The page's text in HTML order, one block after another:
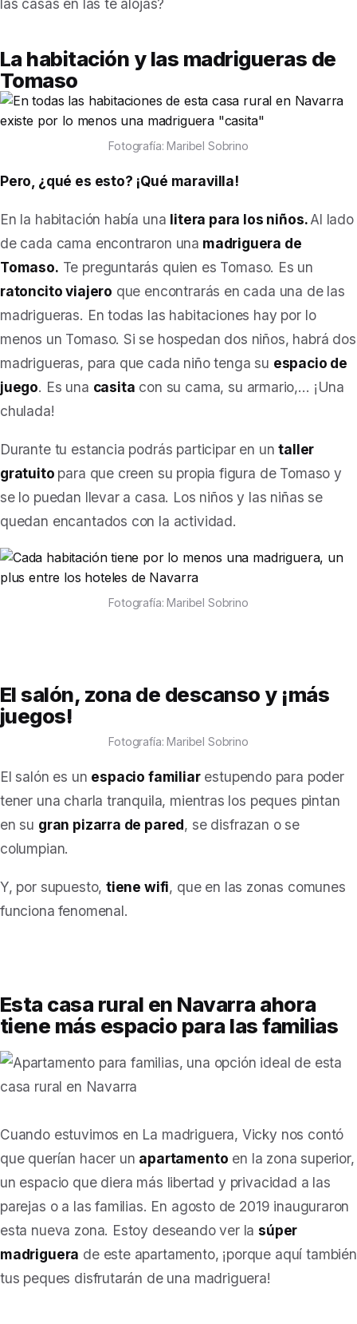
las casas en las te alojas?
La habitación y las madrigueras de
Tomaso
Fotografía: Maribel Sobrino
Pero, ¿qué es esto? ¡Qué maravilla!
En la habitación había una litera para los niños.Al lado
de cada cama encontraron una madriguera de
Tomaso. Te preguntarás quien es Tomaso. Es un
ratoncito viajero que encontrarás en cada una de las
madrigueras. En todas las habitaciones hay por lo
menos un Tomaso. Si se hospedan dos niños, habrá dos
madrigueras, para que cada niño tenga su espacio de
juego. Es una casita con su cama, su armario,… ¡Una
chulada!
Durante tu estancia podrás participar en untaller
gratuito para que creen su propia figura de Tomaso y
se lo puedan llevar a casa. Los niños y las niñas se
quedan encantados con la actividad.
Fotografía: Maribel Sobrino
El salón, zona de descanso y ¡más
juegos!
Fotografía: Maribel Sobrino
El salón es un espacio familiarestupendo para poder
tener una charla tranquila, mientras los peques pintan
en su gran pizarra de pared, se disfrazan o se
columpian.
Y, por supuesto,tiene wifi, que en las zonas comunes
funciona fenomenal.
Esta casa rural en Navarra ahora
tiene más espacio para las familias
Cuando estuvimos en La madriguera, Vicky nos contó
que querían hacer un apartamento en la zona superior,
un espacio que diera más libertad y privacidad a las
parejas o a las familias. En agosto de 2019 inauguraron
esta nueva zona. Estoy deseando ver lasúper
madriguera de este apartamento, ¡porque aquí también
tus peques disfrutarán de una madriguera!